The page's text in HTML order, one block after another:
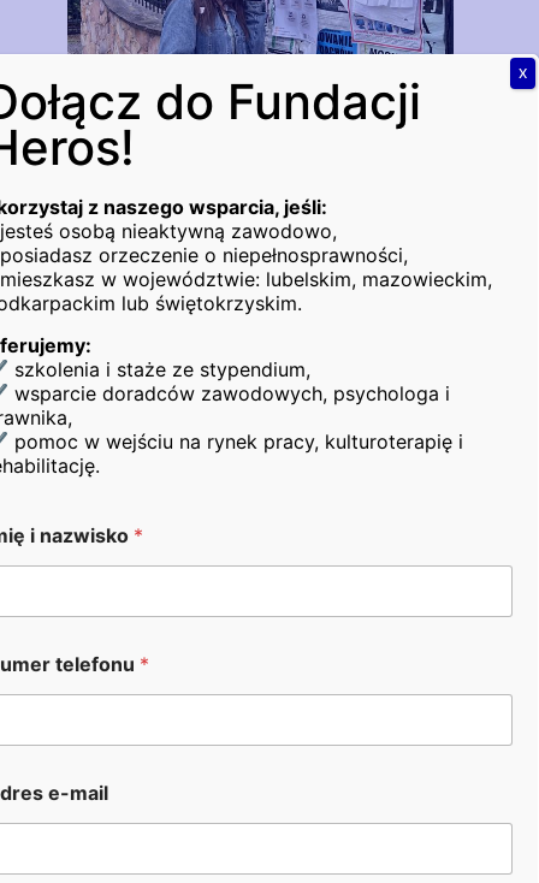
Szukasz pracy?
Chcesz się szkolić, zdobyć doświadczenie, ruszyć z
Potrzebujesz porady lub kontaktu ze
specjalistami?
do Fundacji
z naszego wsparcia, jeśli:
osobą nieaktywną zawodowo,
orzeczenie o niepełnosprawności,
w województwie: lubelskim, mazowieckim,
lub świętokrzyskim.
i staże ze stypendium,
doradców zawodowych, psychologa i
w wejściu na rynek pracy, kulturoterapię i
i nazwisko *
telefonu *
e-mail
X